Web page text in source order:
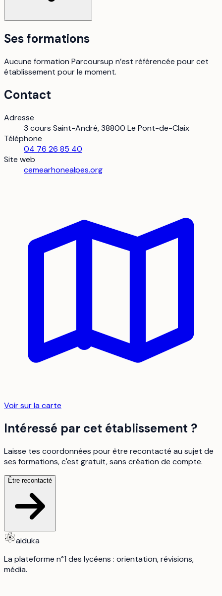
Ses formations
Aucune formation Parcoursup n’est référencée pour cet
établissement pour le moment.
Contact
Adresse
3 cours Saint-André, 38800 Le Pont-de-Claix
Téléphone
04 76 26 85 40
Site web
cemearhonealpes.org
Voir sur la carte
Intéressé par cet établissement ?
Laisse tes coordonnées pour être recontacté au sujet de
ses formations, c'est gratuit, sans création de compte.
Être recontacté
aiduka
La plateforme n°1 des lycéens : orientation, révisions,
média.